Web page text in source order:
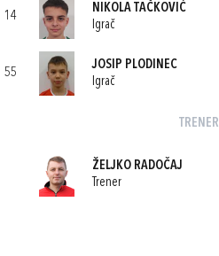
14
NIKOLA TAČKOVIĆ
Igrač
55
JOSIP PLODINEC
Igrač
TRENER
ŽELJKO RADOČAJ
Trener